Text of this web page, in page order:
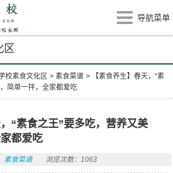
导航菜单
区
校素食文化区 >素食菜谱 >
【素食养生】春天，“素
简单一拌，全家都爱吃
，“素食之王”要多吃，营养又美
都爱吃
素食菜谱 浏览次数：1063